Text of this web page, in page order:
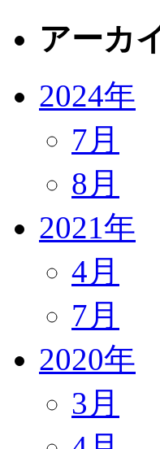
アーカ
2024年
7月
8月
2021年
4月
7月
2020年
3月